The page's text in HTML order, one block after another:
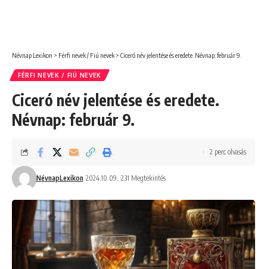
Névnap Lexikon > Férfi nevek / Fiú nevek > Ciceró név jelentése és eredete. Névnap: február 9.
FÉRFI NEVEK / FIÚ NEVEK
Ciceró név jelentése és eredete.
Névnap: február 9.
NévnapLexikon 2024.10.09. 231 Megtekintés
2 perc olvasás